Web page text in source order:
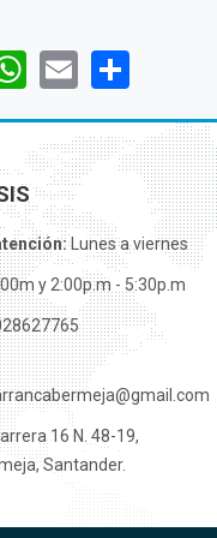
WhatsApp
Email
Lunes a viernes
y 2:00p.m - 5:30p.m
16 N. 48-19,
Santander.